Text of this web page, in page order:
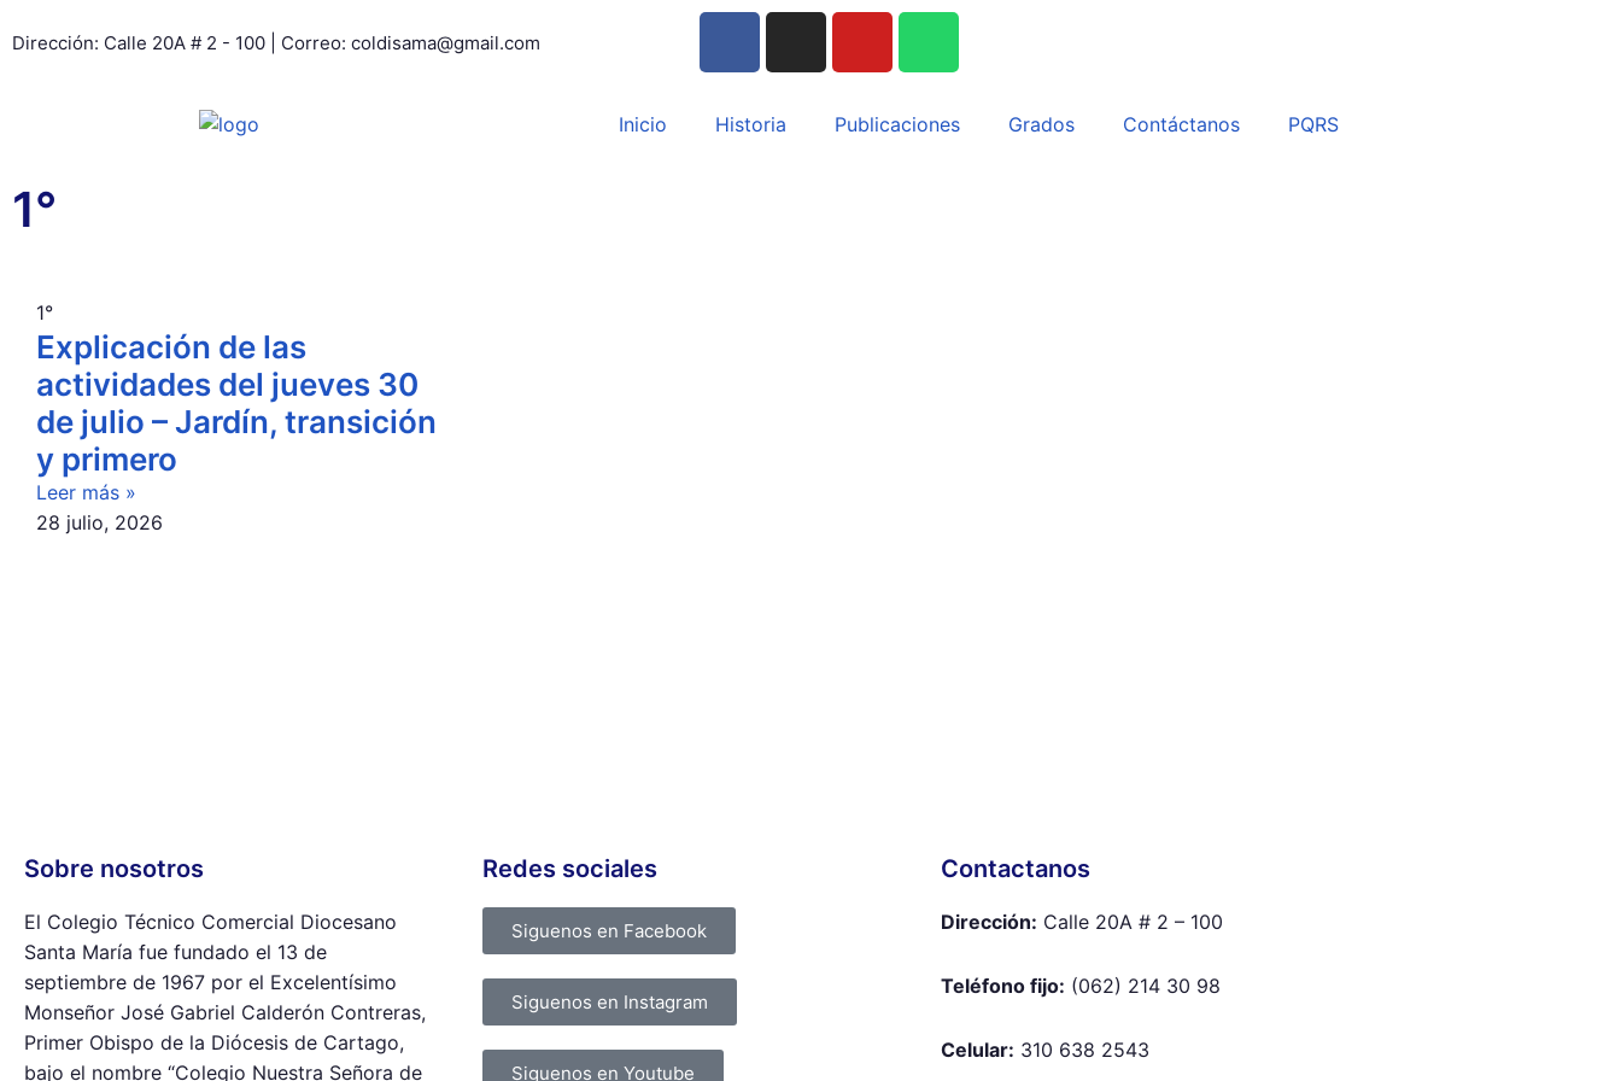
Dirección: Calle 20A # 2 - 100 | Correo: coldisama@gmail.com
Inicio Historia Publicaciones Grados Contáctanos PQRS
1°
1°
Explicación de las
actividades del jueves 30
de julio – Jardín, transición
y primero
Leer más »
28 julio, 2026
Sobre nosotros
El Colegio Técnico Comercial Diocesano
Santa María fue fundado el 13 de
septiembre de 1967 por el Excelentísimo
Monseñor José Gabriel Calderón Contreras,
Primer Obispo de la Diócesis de Cartago,
bajo el nombre “Colegio Nuestra Señora de
Redes sociales
Siguenos en Facebook
Siguenos en Instagram
Siguenos en Youtube
Contactanos
Dirección: Calle 20A # 2 – 100
Teléfono fijo: (062) 214 30 98
Celular: 310 638 2543